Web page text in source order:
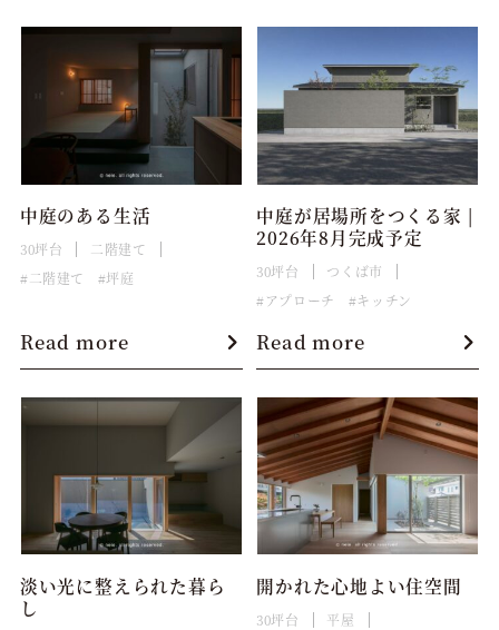
中庭のある生活
30坪台
二階建て
二階建て
坪庭
Read more
中庭が居場所をつくる家 |
2026年8月完成予定
30坪台
つくば市
アプローチ
キッチン
Read more
淡い光に整えられた暮ら
し
開かれた心地よい住空間
30坪台
平屋